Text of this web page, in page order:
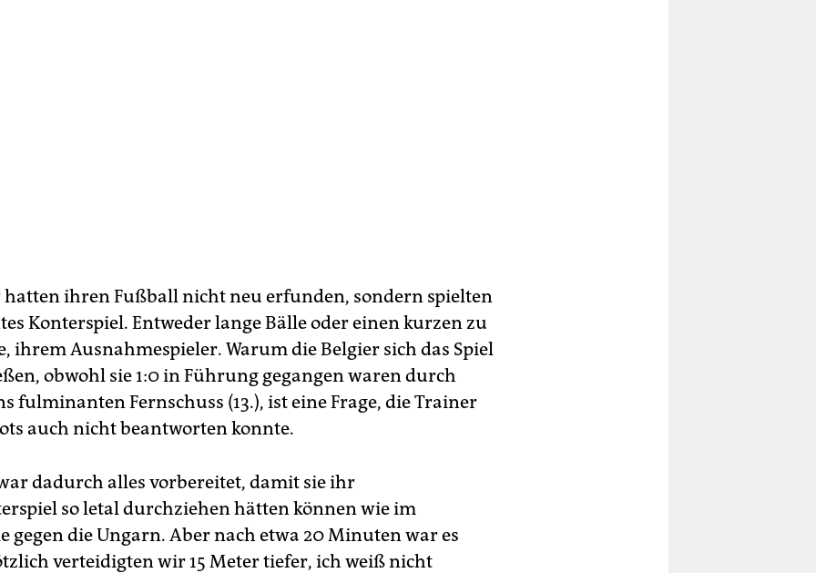
hatten ihren Fußball nicht neu erfunden, sondern spielten
Konterspiel. Entweder lange Bälle oder einen kurzen zu
ihrem Ausnahmespieler. Warum die Belgier sich das Spiel
obwohl sie 1:0 in Führung gegangen waren durch
fulminanten Fernschuss (13.), ist eine Frage, die Trainer
auch nicht beantworten konnte.
dadurch alles vorbereitet, damit sie ihr
so letal durchziehen hätten können wie im
gegen die Ungarn. Aber nach etwa 20 Minuten war es
verteidigten wir 15 Meter tiefer, ich weiß nicht